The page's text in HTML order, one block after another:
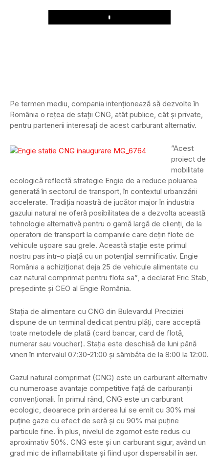
Play
Pe termen mediu, compania intenționează să dezvolte în
România o rețea de stații CNG, atât publice, cât și private,
pentru partenerii interesați de acest carburant alternativ.
”Acest
proiect de
mobilitate
ecologică reflectă strategie Engie de a reduce poluarea
generată în sectorul de transport, în contextul urbanizării
accelerate. Tradiția noastră de jucător major în industria
gazului natural ne oferă posibilitatea de a dezvolta această
tehnologie alternativă pentru o gamă largă de clienți, de la
operatorii de transport la companiile care dețin flote de
vehicule ușoare sau grele. Această stație este primul
nostru pas într-o piață cu un potențial semnificativ. Engie
România a achiziționat deja 25 de vehicule alimentate cu
caz natural comprimat pentru flota sa”, a declarat Eric Stab,
președinte și CEO al Engie România.
Stația de alimentare cu CNG din Bulevardul Preciziei
dispune de un terminal dedicat pentru plăți, care acceptă
toate metodele de plată (card bancar, card de flotă,
numerar sau voucher). Stația este deschisă de luni până
vineri în intervalul 07:30-21:00 și sâmbăta de la 8:00 la 12:00.
Gazul natural comprimat (CNG) este un carburant alternativ
cu numeroase avantaje competitive față de carburanții
convenționali. În primul rând, CNG este un carburant
ecologic, deoarece prin arderea lui se emit cu 30% mai
puține gaze cu efect de seră și cu 90% mai puține
particule fine. În plus, nivelul de zgomot este redus cu
aproximativ 50%. CNG este și un carburant sigur, având un
grad mic de inflamabilitate și fiind ușor dispersabil în aer.